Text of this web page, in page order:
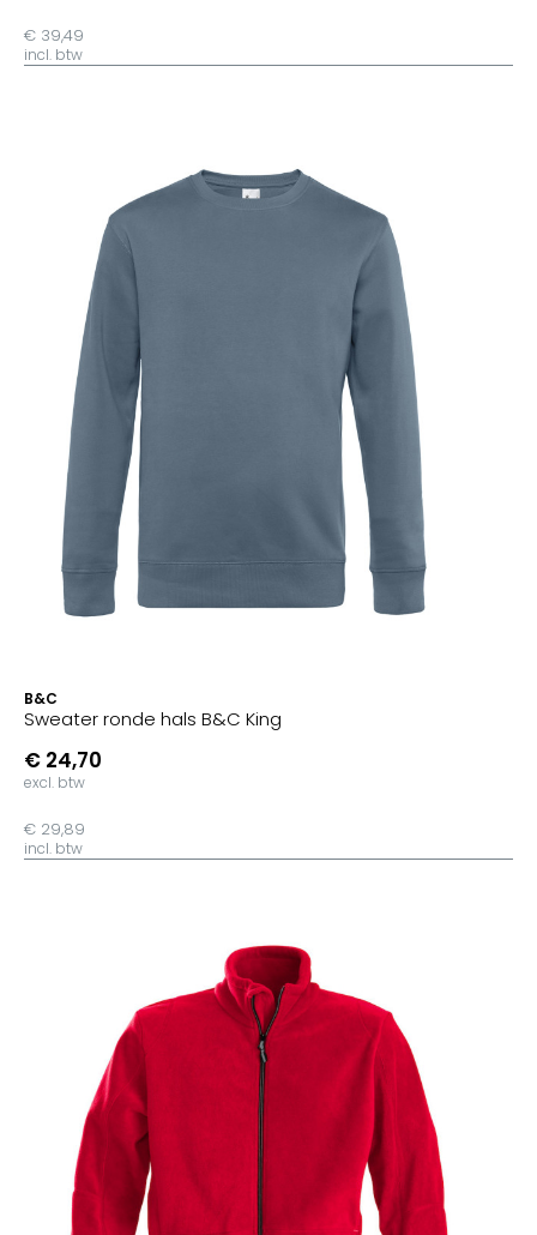
€ 39,49
incl. btw
B&C
Sweater ronde hals B&C King
€ 24,70
excl. btw
€ 29,89
incl. btw